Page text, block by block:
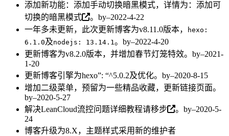
添加新功能：添加手动切换暗黑模式，详情为： 添加可
切换的暗黑模式
。by–2022-4-22
一年多未更新，此次更新博客为v8.11.0版本，
hexo:
6.1.0及nodejs: 13.14.1。by–2022-4-20
更新博客为v8.2.0版本，并增加春节灯笼特效。by–2021-
1-20
更新博客引擎为hexo”: “^5.0.2及优化。by–2020-8-15
增加二级菜单，预留为一些精品收藏，更新链接页面。
by–2020-5-27
解决LeanCloud流控问题详细教程请移步
。by–2020-5-
24
博客升级为8.X，主题样式采用新的维护者